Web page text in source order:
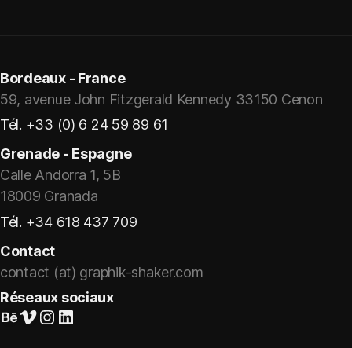
Bordeaux - France
59, avenue John Fitzgerald Kennedy 33150 Cenon
Tél. +33 (0) 6 24 59 89 61
Grenade - Espagne
Calle Andorra 1, 5B
18009 Granada
Tél. +34 618 437 709
Contact
contact (at) graphik-shaker.com
Réseaux sociaux
Suivez-nous sur Behance
Vimeo
Instagram
LinkedIn